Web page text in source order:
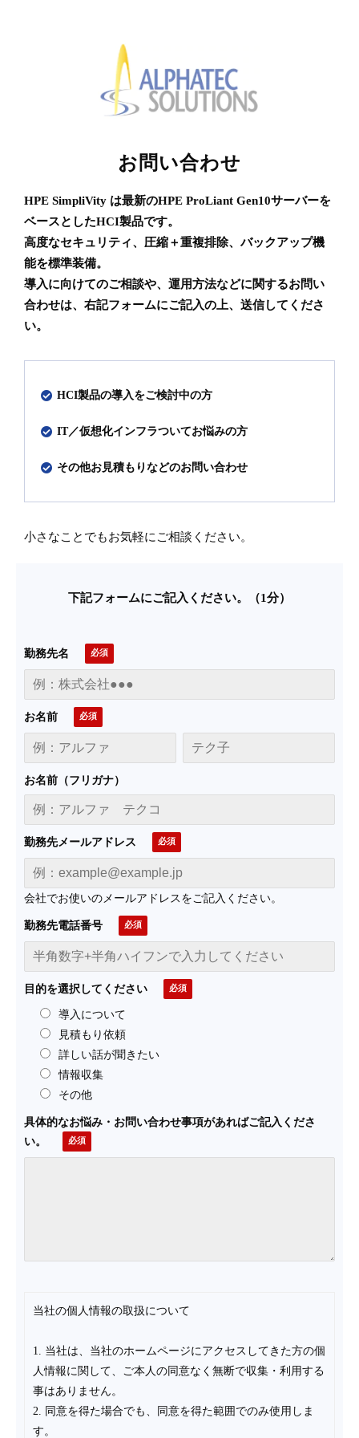
お問い合わせ
HPE SimpliVity は最新のHPE ProLiant Gen10サーバーを
ベースとしたHCI製品です。
高度なセキュリティ、圧縮＋重複排除、バックアップ機
能を標準装備。
導入に向けてのご相談や、運用方法などに関するお問い
合わせは、右記フォームにご記入の上、送信してくださ
い。
HCI製品の導入をご検討中の方
IT／仮想化インフラついてお悩みの方
その他お見積もりなどのお問い合わせ
小さなことでもお気軽にご相談ください。
下記フォームにご記入ください。（1分）
勤務先名
お名前
お名前（フリガナ）
勤務先メールアドレス
会社でお使いのメールアドレスをご記入ください。
勤務先電話番号
目的を選択してください
導入について
見積もり依頼
詳しい話が聞きたい
情報収集
その他
具体的なお悩み・お問い合わせ事項があればご記入くださ
い。
当社の個人情報の取扱について
1. 当社は、当社のホームページにアクセスしてきた方の個
人情報に関して、ご本人の同意なく無断で収集・利用する
事はありません。
2. 同意を得た場合でも、同意を得た範囲でのみ使用しま
す。